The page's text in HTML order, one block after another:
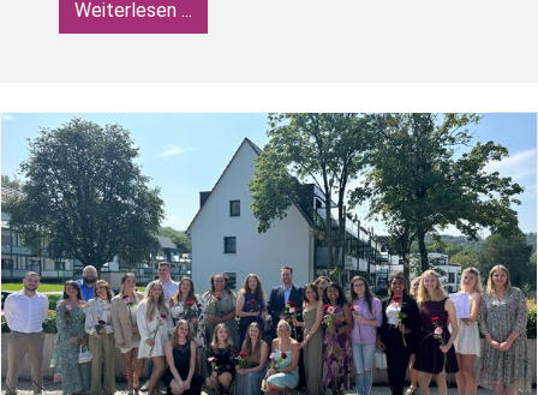
Weiterlesen ...